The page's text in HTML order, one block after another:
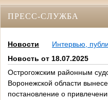
ПРЕСС-СЛУЖБА
Новости
Интервью,
Новость от 18.07.2025
Острогожским районным
Воронежской области
постановление о